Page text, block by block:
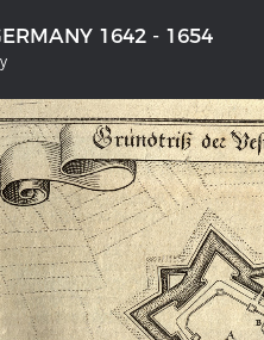
1642 - 1654